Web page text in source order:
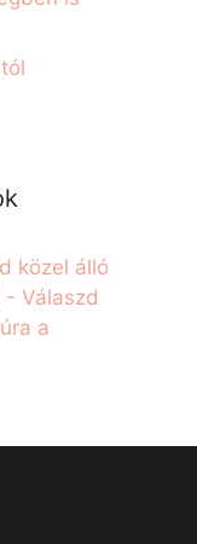
közel álló
Válaszd
a